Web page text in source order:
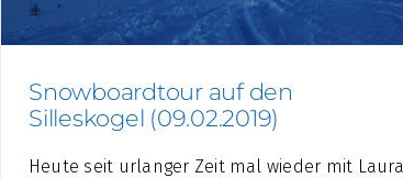
Snowboardtour auf den
Silleskogel (09.02.2019)
Heute seit urlanger Zeit mal wieder mit Laura